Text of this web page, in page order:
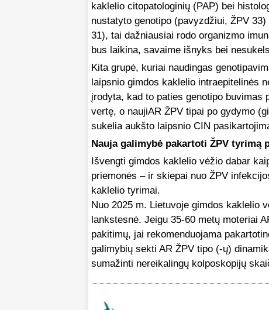
kaklelio citopatologinių (PAP) bei
nustatyto genotipo (pavyzdžiui, ŽPV
31), tai dažniausiai rodo organizmo
bus laikina, savaime išnyks bei
Kita grupė, kuriai naudingas
laipsnio gimdos kaklelio intraepitelinės
įrodyta, kad to paties genotipo buvimas
vertę, o naujiAR ŽPV tipai po gydymo
sukelia aukšto laipsnio CIN
Nauja galimybė pakartoti ŽPV tyrimą
Išvengti gimdos kaklelio vėžio dabar
priemonės – ir skiepai nuo ŽPV
kaklelio tyrimai.
Nuo 2025 m. Lietuvoje gimdos kaklelio
lankstesnė. Jeigu 35-60 metų moteriai
pakitimų, jai rekomenduojama
galimybių sekti AR ŽPV tipo (-ų)
sumažinti nereikalingų kolposkopijų